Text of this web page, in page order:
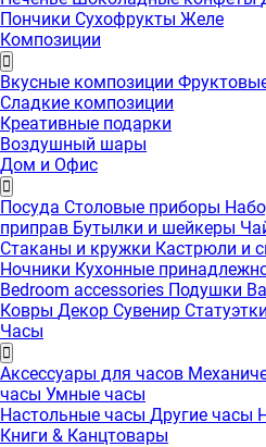
Пончики Сухофрукты Желе
Композиции
Вкусные композиции
Сладкие композиции
Креативные подарки
Воздушный шары
Дом и Офис
Посуда Столовые приборы
приправ Бутылки и шейкеры
Стаканы и кружки Кастрюли и
Ночники Кухонные
Bedroom accessories Подушки
Ковры Декор Сувенир Статуэтки
Часы
Аксессуары для часов
часы Умные часы
Настольные часы Другие часы
Книги & Канцтовары